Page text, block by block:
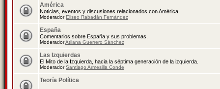
América
Noticias, eventos y discusiones relacionados con América.
ModeradorEliseo Rabadán Fernández
España
Comentarios sobre España y sus problemas.
ModeradorAtilana Guerrero Sánchez
Las Izquierdas
El Mito de la Izquierda, hacia la séptima generación de la izquierda.
ModeradorSantiago Armesilla Conde
Teoría Política